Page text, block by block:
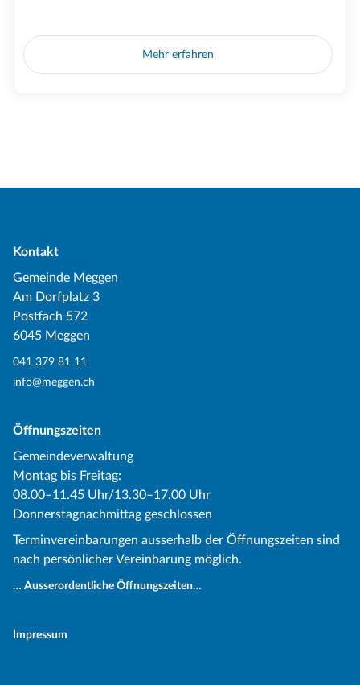
Mehr erfahren
Kontakt
Gemeinde Meggen
Am Dorfplatz 3
Postfach 572
6045 Meggen
041 379 81 11
info@meggen.ch
Öffnungszeiten
Gemeindeverwaltung
Montag bis Freitag:
08.00–11.45 Uhr/13.30–17.00 Uhr
Donnerstagnachmittag geschlossen
Terminvereinbarungen ausserhalb der Öffnungszeiten sind
nach persönlicher Vereinbarung möglich.
… Ausserordentliche Öffnungszeiten…
Impressum